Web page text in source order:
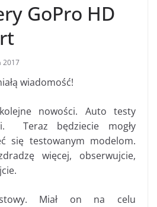
GoPro HD
2017
wiadomość!
nowości. Auto testy
Teraz będziecie mogły
się testowanym modelom.
więcej, obserwujcie,
Miał on na celu